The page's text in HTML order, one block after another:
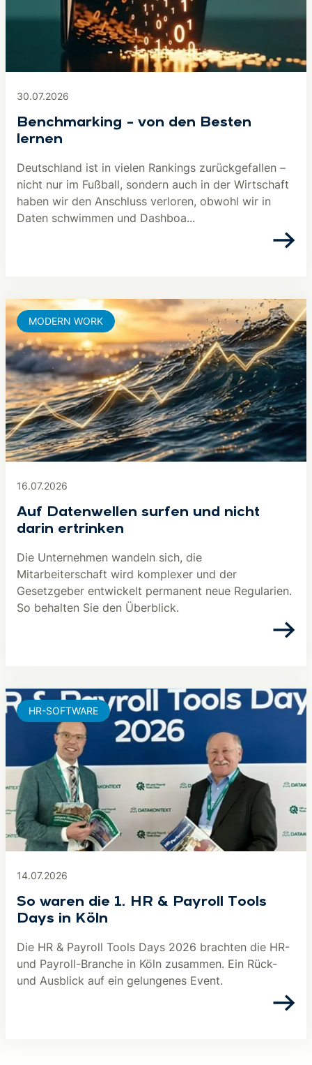
30.07.2026
Benchmarking – von den Besten
lernen
Deutschland ist in vielen Rankings zurückgefallen –
nicht nur im Fußball, sondern auch in der Wirtschaft
haben wir den Anschluss verloren, obwohl wir in
Daten schwimmen und Dashboa...
16.07.2026
Auf Datenwellen surfen und nicht
darin ertrinken
Die Unternehmen wandeln sich, die
Mitarbeiterschaft wird komplexer und der
Gesetzgeber entwickelt permanent neue Regularien.
So behalten Sie den Überblick.
MODERN WORK
14.07.2026
So waren die 1. HR & Payroll Tools
Days in Köln
Die HR & Payroll Tools Days 2026 brachten die HR-
und Payroll-Branche in Köln zusammen. Ein Rück-
und Ausblick auf ein gelungenes Event.
HR-SOFTWARE